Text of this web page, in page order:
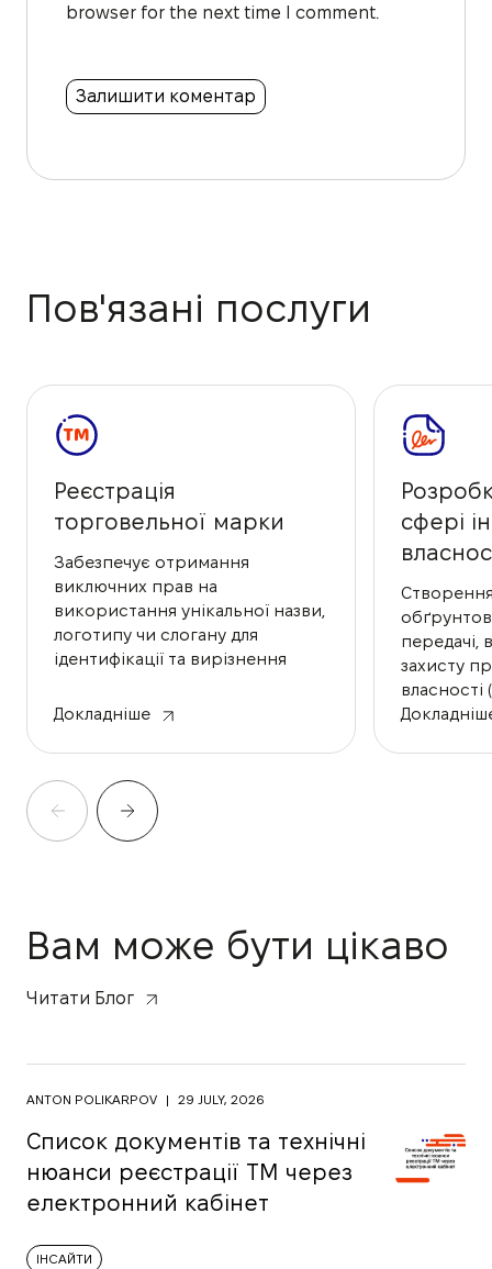
browser for the next time I comment.
Пов'язані послуги
Реєстрація
торговельної марки
Забезпечує отримання
виключних прав на
використання унікальної назви,
логотипу чи слогану для
ідентифікації та вирізнення
ринку.
Докладніше
сфері
передачі,
захисту
власності
договори
Вам може бути цікаво
Читати Блог
ANTON POLIKARPOV | 29 JULY, 2026
Список документів та технічні
нюанси реєстрації ТМ через
електронний кабінет
ІНСАЙТИ